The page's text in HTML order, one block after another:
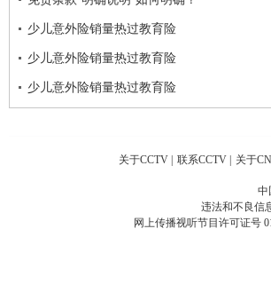
少儿意外险销量热过教育险
少儿意外险销量热过教育险
少儿意外险销量热过教育险
关于CCTV | 联系CCTV | 关于
中
违法和不良信
网上传播视听节目许可证号